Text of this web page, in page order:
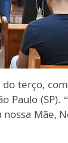
terço,
Paulo
Mãe,